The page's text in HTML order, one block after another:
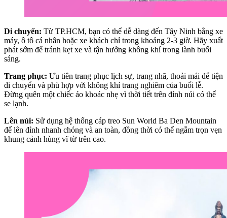
Di chuyển: Từ TP.HCM, bạn có thể dễ dàng đến Tây Ninh bằng xe
máy, ô tô cá nhân hoặc xe khách chỉ trong khoảng 2-3 giờ. Hãy xuất
phát sớm để tránh kẹt xe và tận hưởng không khí trong lành buổi
sáng.
Trang phục: Ưu tiên trang phục lịch sự, trang nhã, thoải mái để tiện
di chuyển và phù hợp với không khí trang nghiêm của buổi lễ.
Đừng quên một chiếc áo khoác nhẹ vì thời tiết trên đỉnh núi có thể
se lạnh.
Lên núi: Sử dụng hệ thống cáp treo Sun World Ba Den Mountain
để lên đỉnh nhanh chóng và an toàn, đồng thời có thể ngắm trọn vẹn
khung cảnh hùng vĩ từ trên cao.